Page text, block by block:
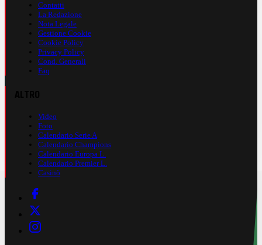
Contatti
La Redazione
Nota Legale
Gestione Cookie
Cookie Policy
Privacy Policy
Cond. Generali
Faq
Video
Foto
Calendario Serie A
Calendario Champions
Calendario Europa L.
Calendario Premier L.
Casinò